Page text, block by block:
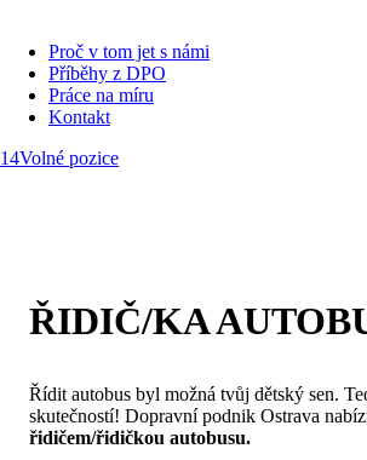
contentProč v tom jet s námi
Příběhy z DPO
Práce na míru
Kontakt
14Volné pozice
ŘIDIČ/KA
Řídit autobus byl možná tvůj dětský sen.
skutečností! Dopravní podnik Ostrava
řidičem/řidičkou autobusu.